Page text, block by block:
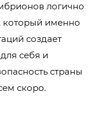
логично
который именно
создает
себя и
страны
скоро.